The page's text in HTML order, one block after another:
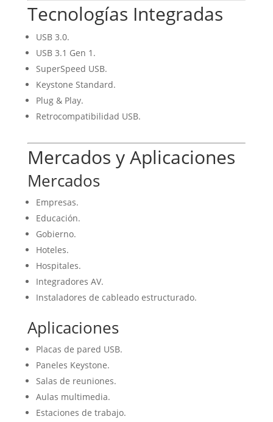
Tecnologías Integradas
USB 3.0.
USB 3.1 Gen 1.
SuperSpeed USB.
Keystone Standard.
Plug & Play.
Retrocompatibilidad USB.
Mercados y Aplicaciones
Mercados
Empresas.
Educación.
Gobierno.
Hoteles.
Hospitales.
Integradores AV.
Instaladores de cableado estructurado.
Aplicaciones
Placas de pared USB.
Paneles Keystone.
Salas de reuniones.
Aulas multimedia.
Estaciones de trabajo.